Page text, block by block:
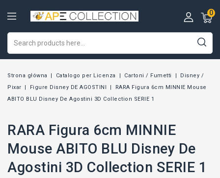
0
Strona główna Catalogo per Licenza Cartoni / Fumetti
Disney /
Pixar
Figure Disney DE AGOSTINI
RARA Figura 6cm MINNIE Mouse
ABITO BLU Disney De Agostini 3D Collection SERIE 1
RARA Figura 6cm MINNIE
Mouse ABITO BLU Disney De
Agostini 3D Collection SERIE 1